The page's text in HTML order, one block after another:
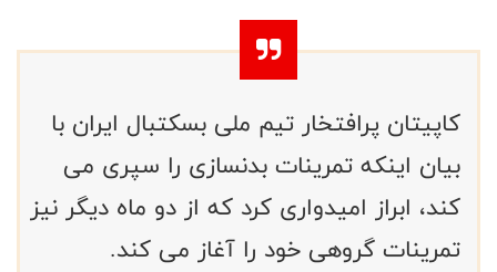
کاپیتان پرافتخار تیم ملی بسکتبال ایران با
بیان اینکه تمرینات بدنسازی را سپری می
کند، ابراز امیدواری کرد که از دو ماه دیگر نیز
تمرینات گروهی خود را آغاز می کند.